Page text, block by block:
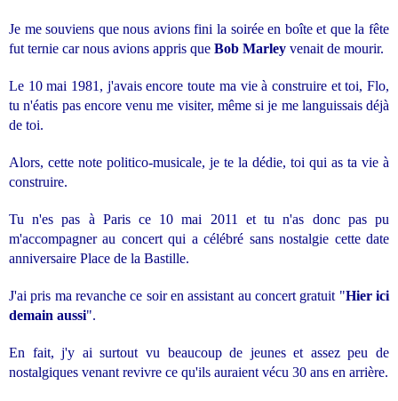
Je me souviens que nous avions fini la soirée en boîte et que la fête
fut ternie car nous avions appris que Bob Marley venait de mourir.
Le 10 mai 1981, j'avais encore toute ma vie à construire et toi, Flo,
tu n'éatis pas encore venu me visiter, même si je me languissais déjà
de toi.
Alors, cette note politico-musicale, je te la dédie, toi qui as ta vie à
construire.
Tu n'es pas à Paris ce 10 mai 2011 et tu n'as donc pas pu
m'accompagner au concert qui a célébré sans nostalgie cette date
anniversaire Place de la Bastille.
J'ai pris ma revanche ce soir en assistant au concert gratuit "Hier ici
demain aussi".
En fait, j'y ai surtout vu beaucoup de jeunes et assez peu de
nostalgiques venant revivre ce qu'ils auraient vécu 30 ans en arrière.